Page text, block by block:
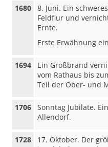
1680
8. Juni. Ein
Feldflur und
Ernte.
Erste Erwähnung
1694
Ein Großbrand
vom Rathaus bis
Teil der Ober- und
1706
Sonntag Jubilate.
Allendorf.
1728
17. Oktober. Der